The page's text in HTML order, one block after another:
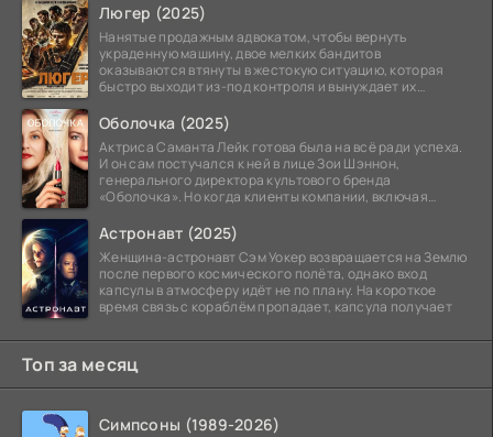
Люгер (2025)
Нанятые продажным адвокатом, чтобы вернуть
украденную машину, двое мелких бандитов
оказываются втянуты в жестокую ситуацию, которая
быстро выходит из-под контроля и вынуждает их
Оболочка (2025)
Актриса Саманта Лейк готова была на всё ради успеха.
И он сам постучался к ней в лице Зои Шэннон,
генерального директора культового бренда
«Оболочка». Но когда клиенты компании, включая
Астронавт (2025)
Женщина-астронавт Сэм Уокер возвращается на Землю
после первого космического полёта, однако вход
капсулы в атмосферу идёт не по плану. На короткое
время связь с кораблём пропадает, капсула получает
Топ за месяц
Симпсоны (1989-2026)